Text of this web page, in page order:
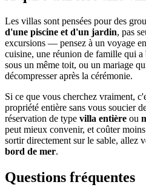
Les villas sont pensées pour des
d'une piscine et d'un jardin, pas
excursions — pensez à un voyage
cuisine, une réunion de famille qui
sous un même toit, ou un mariage
décompresser après la cérémonie.
Si ce que vous cherchez vraiment,
propriété entière sans vous soucier
réservation de type villa entière ou
peut mieux convenir, et coûter
sortir directement sur le sable, allez
bord de mer.
Questions fréquentes